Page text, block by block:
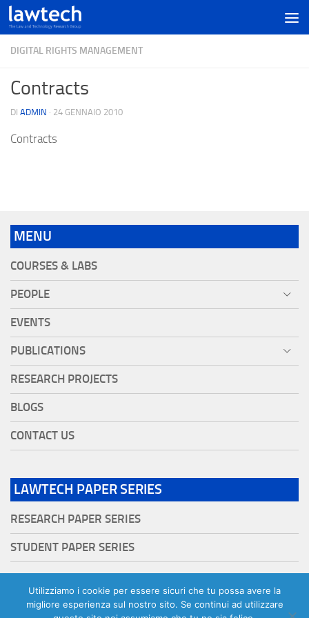
DIGITAL RIGHTS MANAGEMENT
Contracts
DI ADMIN · 24 GENNAIO 2010
Contracts
MENU
COURSES & LABS
PEOPLE
EVENTS
PUBLICATIONS
RESEARCH PROJECTS
BLOGS
CONTACT US
LAWTECH PAPER SERIES
RESEARCH PAPER SERIES
STUDENT PAPER SERIES
Utilizziamo i cookie per essere sicuri che tu possa avere la
migliore esperienza sul nostro sito. Se continui ad utilizzare